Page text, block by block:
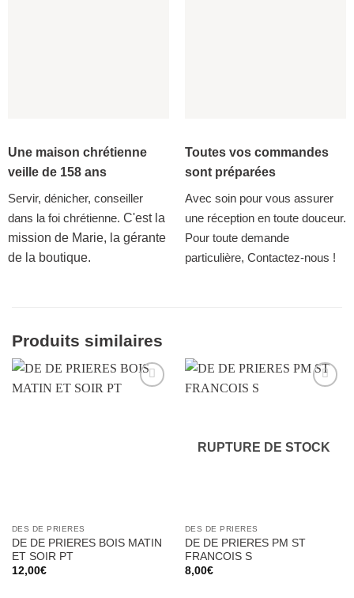
Une maison chrétienne
veille de 158 ans
Servir, dénicher, conseiller
dans la foi chrétienne. C'est la
mission de Marie, la gérante
de la boutique.
Toutes vos commandes
sont préparées
Avec soin pour vous assurer
une réception en toute douceur.
Pour toute demande
particulière, Contactez-nous !
Produits similaires
DES DE PRIERES
DE DE PRIERES BOIS MATIN
ET SOIR PT
12,00€
RUPTURE DE STOCK
DES DE PRIERES
DE DE PRIERES PM ST
FRANCOIS S
8,00€